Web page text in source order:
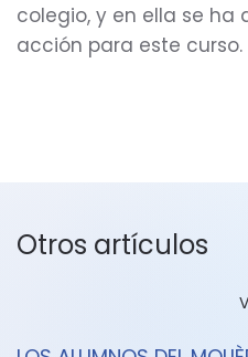
colegio, y en ella se ha
acción para este curso.
Otros artículos